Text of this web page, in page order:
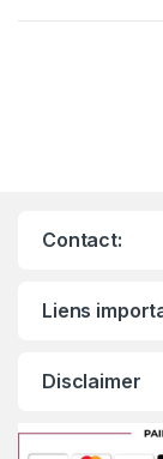
Contact:
Liens
Disclaimer